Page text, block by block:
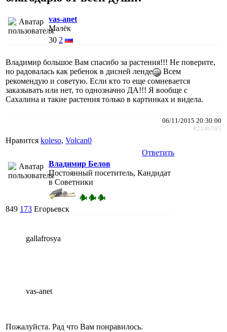
vas-anet
Малёк
30 2
Владимир большое Вам спасибо за растения!!! Не поверите,
но радовалась как ребенок в дисней ленде
Всем
рекомендую и советую. Если кто то еще сомневается
заказывать или нет, то однозначно ДА!!! Я вообще с
Сахалина и такие растения только в картинках и видела.
06/11/2015 20:30:00
#2146593
Нравится koleso, Volcan0
Ответить
Владимир Белов
Постоянный посетитель, Кандидат
в Советники
849 173 Егорьевск
gallafrosya
vas-anet
Пожалуйста. Рад что Вам понравилось.